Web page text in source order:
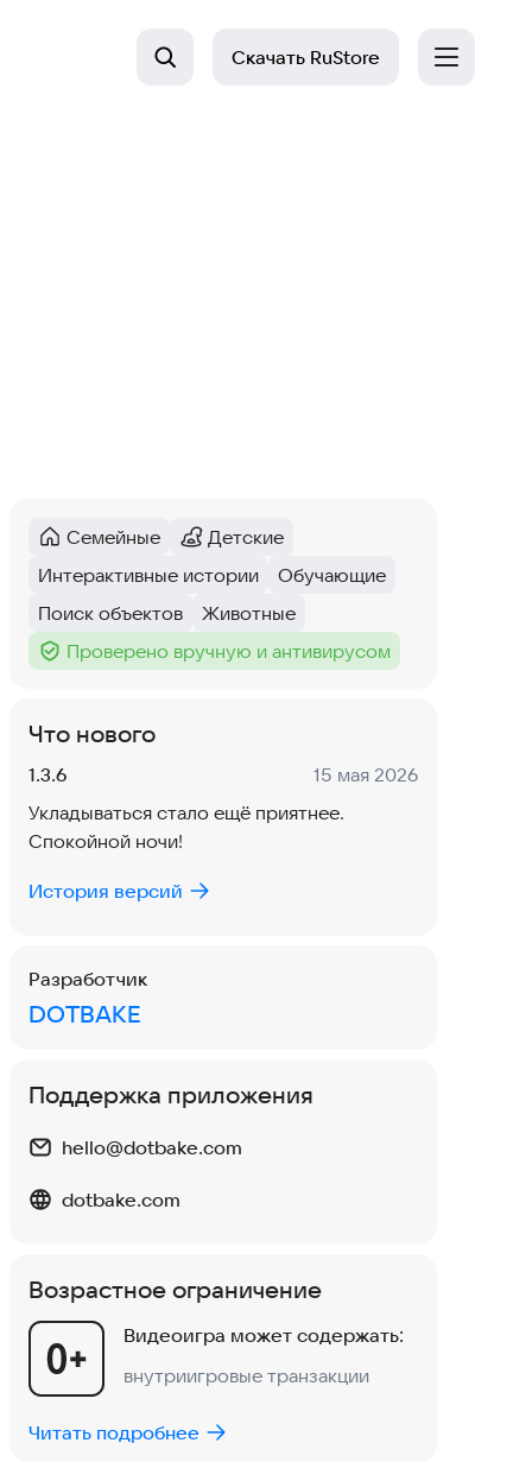
Скачать RuStore
Категория:
Семейные
Категория:
Детские
Тег :
Интерактивные истории
Тег:
Обучающие
Тег:
Поиск объектов
Тег:
Животные
Тег :
Проверено вручную и антивирусом
Что нового
Версия:
1.3.6 Дата:
15 мая 2026
Укладываться стало ещё приятнее.
Спокойной ночи!
История версий
Разработчик
DOTBAKE
Поддержка приложения
hello@dotbake.com
dotbake.com
Возрастное ограничение
Видеоигра может содержать:
внутриигровые транзакции
Читать подробнее